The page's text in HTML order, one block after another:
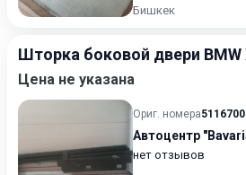
Бишкек
Шторка боковой двери BMW
Цена не указана
Ориг. номера
Автоцентр
нет отзывов